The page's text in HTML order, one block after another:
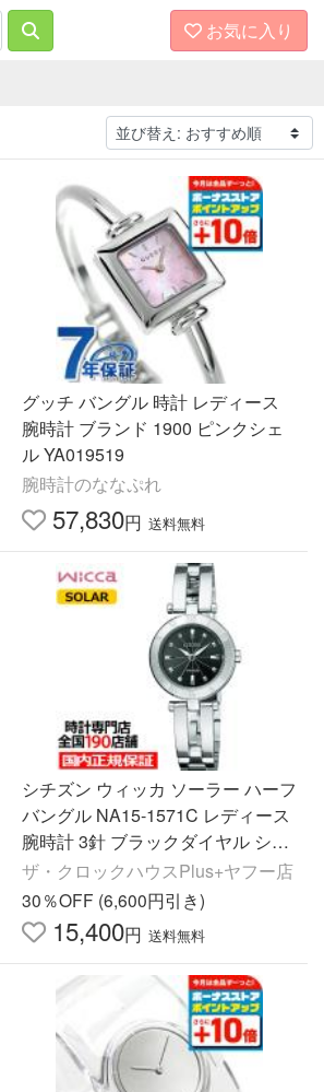
お気に入り
グッチ バングル 時計 レディース
腕時計 ブランド 1900 ピンクシェ
ル YA019519
腕時計のななぷれ
57,830円 送料無料
シチズン ウィッカ ソーラー ハーフ
バングル NA15-1571C レディース
腕時計 3針 ブラックダイヤル シル
バー
ザ・クロックハウスPlus+ヤフー店
30％OFF (6,600円引き)
15,400円 送料無料